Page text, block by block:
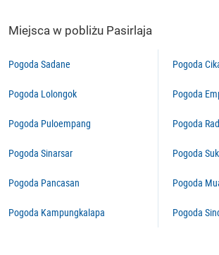
Miejsca w pobliżu Pasirlaja
Pogoda Sadane
Pogoda Lolongok
Pogoda Puloempang
Pogoda Sinarsar
Pogoda Pancasan
Pogoda Kampungkalapa
Pogoda
Pogoda
Pogoda
Pogoda
Pogoda
Pogoda